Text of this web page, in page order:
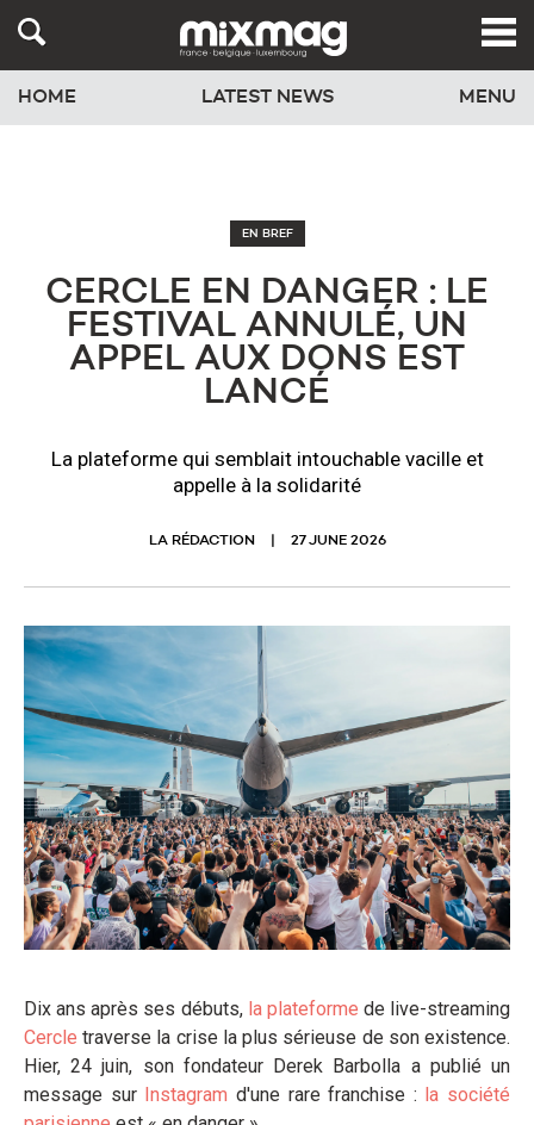
HOME LATEST NEWS MENU
EN BREF
CERCLE EN DANGER : LE
FESTIVAL ANNULÉ, UN
APPEL AUX DONS EST
LANCÉ
La plateforme qui semblait intouchable vacille et
appelle à la solidarité
LA RÉDACTION 27 JUNE 2026
Dix ans après ses débuts, la plateforme de live-streaming
Cercle traverse la crise la plus sérieuse de son existence.
Hier, 24 juin, son fondateur Derek Barbolla a publié un
message sur Instagram d'une rare franchise : la société